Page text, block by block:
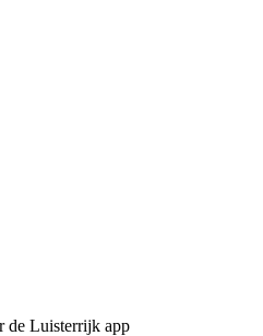
de Luisterrijk app